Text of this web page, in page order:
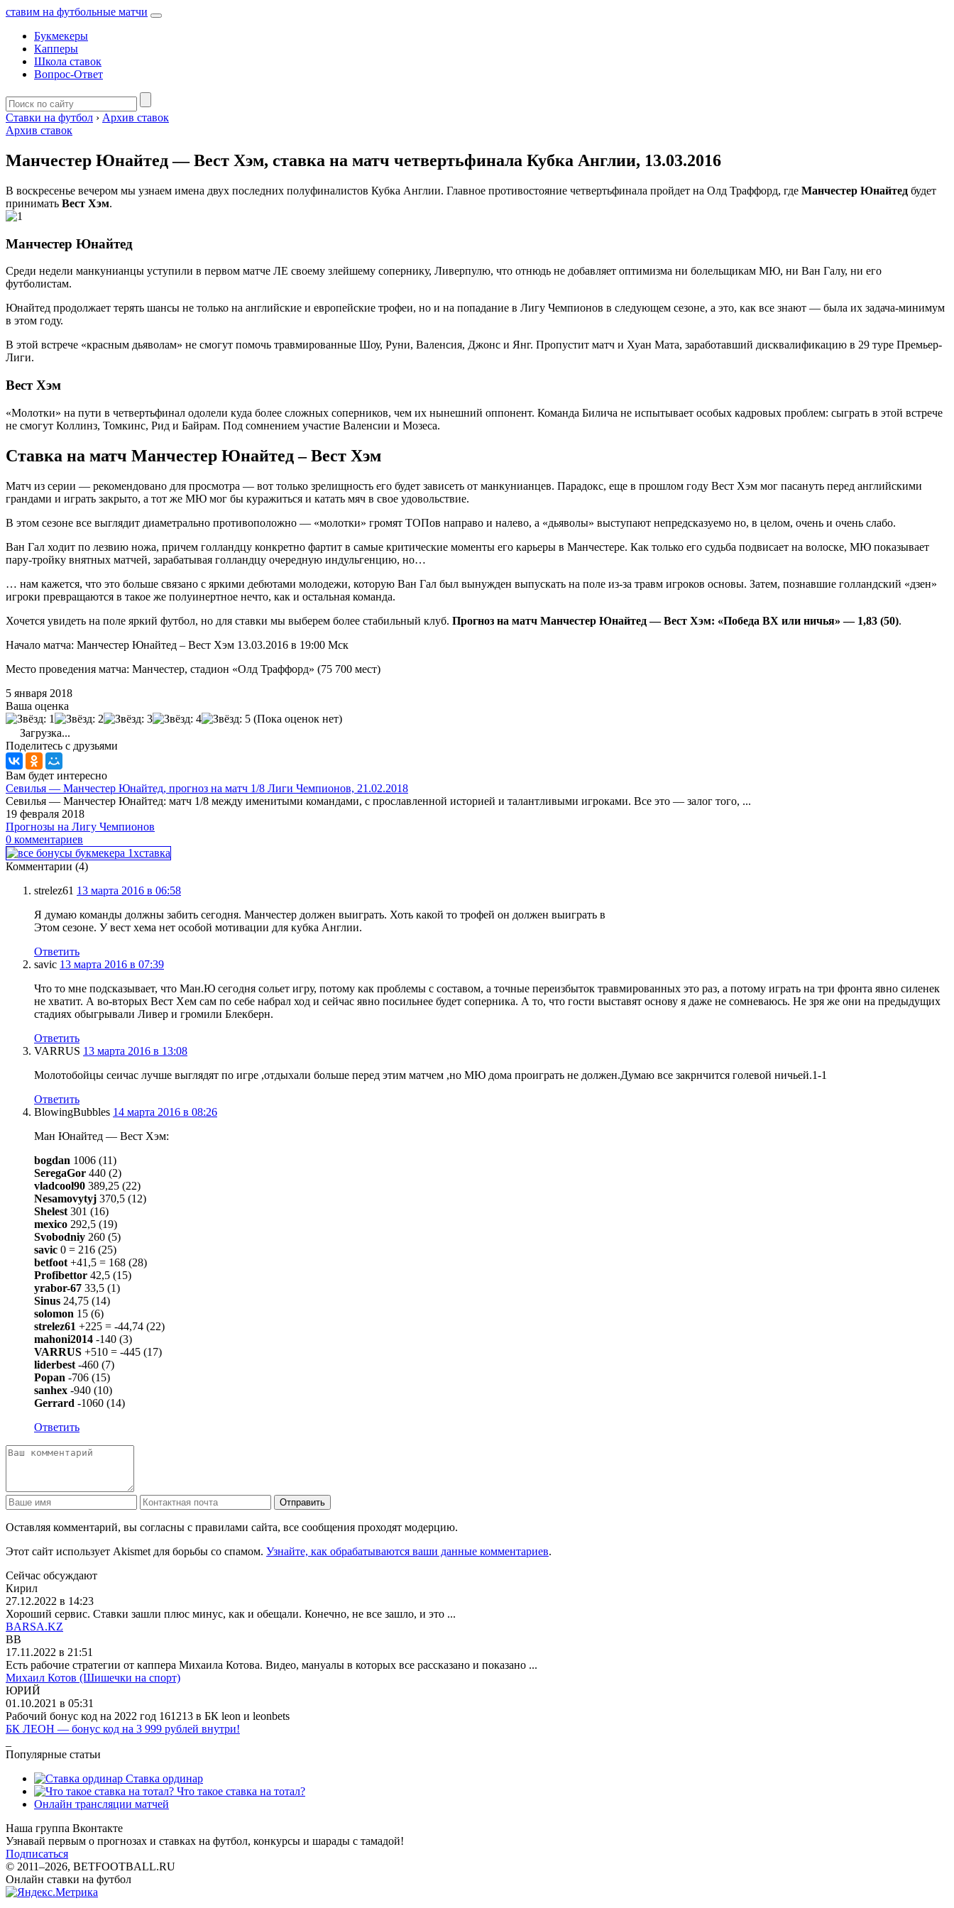
ставим на футбольные матчи
Букмекеры
Капперы
Школа ставок
Вопрос-Ответ
Ставки на футбол › Архив ставок
Архив ставок
Манчестер Юнайтед — Вест Хэм, ставка на матч четвертьфинала Кубка Англии, 13.03.2016
В воскресенье вечером мы узнаем имена двух последних полуфиналистов Кубка Англии. Главное противостояние четвертьфинала пройдет на Олд Траффорд, где Манчестер Юнайтед будет
принимать Вест Хэм.
Манчестер Юнайтед
Среди недели манкунианцы уступили в первом матче ЛЕ своему злейшему сопернику, Ливерпулю, что отнюдь не добавляет оптимизма ни болельщикам МЮ, ни Ван Галу, ни его
футболистам.
Юнайтед продолжает терять шансы не только на английские и европейские трофеи, но и на попадание в Лигу Чемпионов в следующем сезоне, а это, как все знают — была их задача-минимум
в этом году.
В этой встрече «красным дьяволам» не смогут помочь травмированные Шоу, Руни, Валенсия, Джонс и Янг. Пропустит матч и Хуан Мата, заработавший дисквалификацию в 29 туре Премьер-
Лиги.
Вест Хэм
«Молотки» на пути в четвертьфинал одолели куда более сложных соперников, чем их нынешний оппонент. Команда Билича не испытывает особых кадровых проблем: сыграть в этой встрече
не смогут Коллинз, Томкинс, Рид и Байрам. Под сомнением участие Валенсии и Мозеса.
Ставка на матч Манчестер Юнайтед – Вест Хэм
Матч из серии — рекомендовано для просмотра — вот только зрелищность его будет зависеть от манкунианцев. Парадокс, еще в прошлом году Вест Хэм мог пасануть перед английскими
грандами и играть закрыто, а тот же МЮ мог бы куражиться и катать мяч в свое удовольствие.
В этом сезоне все выглядит диаметрально противоположно — «молотки» громят ТОПов направо и налево, а «дьяволы» выступают непредсказуемо но, в целом, очень и очень слабо.
Ван Гал ходит по лезвию ножа, причем голландцу конкретно фартит в самые критические моменты его карьеры в Манчестере. Как только его судьба подвисает на волоске, МЮ показывает
пару-тройку внятных матчей, зарабатывая голландцу очередную индульгенцию, но…
… нам кажется, что это больше связано с яркими дебютами молодежи, которую Ван Гал был вынужден выпускать на поле из-за травм игроков основы. Затем, познавшие голландский «дзен»
игроки превращаются в такое же полуинертное нечто, как и остальная команда.
Хочется увидеть на поле яркий футбол, но для ставки мы выберем более стабильный клуб. Прогноз на матч Манчестер Юнайтед — Вест Хэм: «Победа ВХ или ничья» — 1,83 (50).
Начало матча: Манчестер Юнайтед – Вест Хэм 13.03.2016 в 19:00 Мск
Место проведения матча: Манчестер, стадион «Олд Траффорд» (75 700 мест)
5 января 2018
Ваша оценка
(Пока оценок нет)
Загрузка...
Поделитесь с друзьями
Вам будет интересно
Севилья — Манчестер Юнайтед, прогноз на матч 1/8 Лиги Чемпионов, 21.02.2018
Севилья — Манчестер Юнайтед: матч 1/8 между именитыми командами, с прославленной историей и талантливыми игроками. Все это — залог того, ...
19 февраля 2018
Прогнозы на Лигу Чемпионов
0 комментариев
Комментарии (4)
strelez61 13 марта 2016 в 06:58
Я думаю команды должны забить сегодня. Манчестер должен выиграть. Хоть какой то трофей он должен выиграть в
Этом сезоне. У вест хема нет особой мотивации для кубка Англии.
Ответить
savic 13 марта 2016 в 07:39
Что то мне подсказывает, что Ман.Ю сегодня сольет игру, потому как проблемы с составом, а точные переизбыток травмированных это раз, а потому играть на три фронта явно силенек
не хватит. А во-вторых Вест Хем сам по себе набрал ход и сейчас явно посильнее будет соперника. А то, что гости выставят основу я даже не сомневаюсь. Не зря же они на предыдущих
стадиях обыгрывали Ливер и громили Блекберн.
Ответить
VARRUS 13 марта 2016 в 13:08
Молотобойцы сеичас лучше выглядят по игре ,отдыхали больше перед этим матчем ,но МЮ дома проиграть не должен.Думаю все закрнчится голевой ничьей.1-1
Ответить
BlowingBubbles 14 марта 2016 в 08:26
Ман Юнайтед — Вест Хэм:
bogdan 1006 (11)
SeregaGor 440 (2)
vladcool90 389,25 (22)
Nesamovytyj 370,5 (12)
Shelest 301 (16)
mexico 292,5 (19)
Svobodniy 260 (5)
savic 0 = 216 (25)
betfoot +41,5 = 168 (28)
Profibettor 42,5 (15)
yrabor-67 33,5 (1)
Sinus 24,75 (14)
solomon 15 (6)
strelez61 +225 = -44,74 (22)
mahoni2014 -140 (3)
VARRUS +510 = -445 (17)
liderbest -460 (7)
Popan -706 (15)
sanhex -940 (10)
Gerrard -1060 (14)
Ответить
Отправить
Оставляя комментарий, вы согласны с правилами сайта, все сообщения проходят модерцию.
Этот сайт использует Akismet для борьбы со спамом. Узнайте, как обрабатываются ваши данные комментариев.
Сейчас обсуждают
Кирил
27.12.2022 в 14:23
Хороший сервис. Ставки зашли плюс минус, как и обещали. Конечно, не все зашло, и это ...
BARSA.KZ
BB
17.11.2022 в 21:51
Есть рабочие стратегии от каппера Михаила Котова. Видео, мануалы в которых все рассказано и показано ...
Михаил Котов (Шишечки на спорт)
ЮРИЙ
01.10.2021 в 05:31
Рабочий бонус код на 2022 год 161213 в БК leon и leonbets
БК ЛЕОН — бонус код на 3 999 рублей внутри!
Популярные статьи
Ставка ординар
Что такое ставка на тотал?
Онлайн трансляции матчей
Наша группа Вконтакте
Узнавай первым о прогнозах и ставках на футбол, конкурсы и шарады с тамадой!
Подписаться
© 2011–2026, BETFOOTBALL.RU
Онлайн ставки на футбол